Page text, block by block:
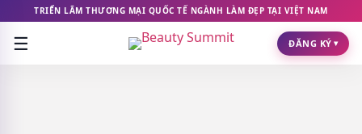
TRIỂN LÃM THƯƠNG MẠI QUỐC TẾ NGÀNH LÀM ĐẸP TẠI VIỆT NAM
☰ ĐĂNG KÝ ▾